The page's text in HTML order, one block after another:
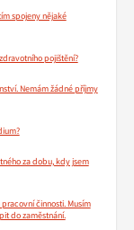
spojeny nějaké
pojištění?
Nemám žádné příjmy
za dobu, kdy jsem
činnosti. Musím
do zaměstnání.